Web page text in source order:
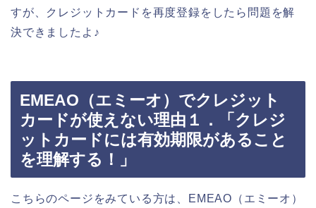
すが、クレジットカードを再度登録をしたら問題を解
決できましたよ♪
EMEAO（エミーオ）でクレジット
カードが使えない理由１．「クレジ
ットカードには有効期限があること
を理解する！」
こちらのページをみている方は、EMEAO（エミーオ）